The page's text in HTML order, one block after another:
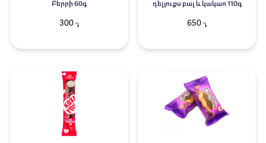
Բերրի 60գ
300֏
դելյուքս բալ և կակաո 110գ
650 ֏